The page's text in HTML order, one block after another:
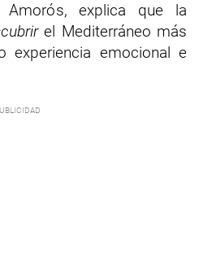
Amorós, explica que la
el Mediterráneo más
experiencia emocional e